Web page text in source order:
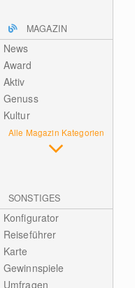
MAGAZIN
News
Award
Aktiv
Genuss
Kultur
Alle Magazin Kategorien
SONSTIGES
Konfigurator
Reiseführer
Karte
Gewinnspiele
Umfragen